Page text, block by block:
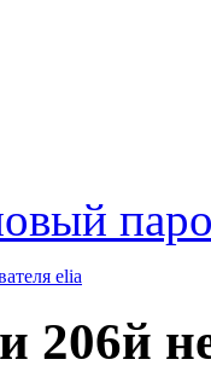
elia
206й